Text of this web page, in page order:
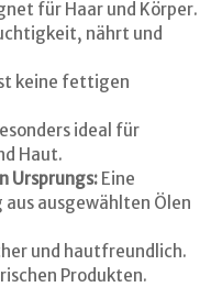
für Haar und Körper.
nährt und
keine fettigen
ideal für
Haut.
Ursprungs: Eine
ausgewählten Ölen
und hautfreundlich.
Produkten.